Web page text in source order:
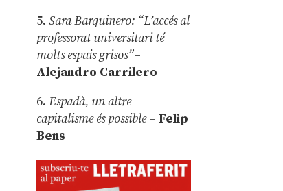
5.Sara Barquinero: “L’accés al
professorat universitari té
molts espais grisos”–
Alejandro Carrilero
6.Espadà, un altre
capitalisme és possible – Felip
Bens